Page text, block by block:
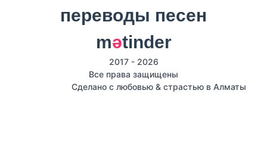
mәtinder
2017 - 2026
Все права защищены
Сделано с любовью & страстью в Алматы